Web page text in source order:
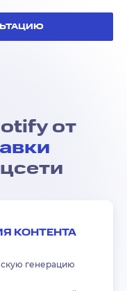
от
КОНТЕНТА
генерацию